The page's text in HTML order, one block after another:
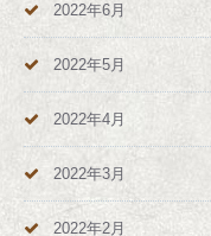
2022年6月
2022年5月
2022年4月
2022年3月
2022年2月